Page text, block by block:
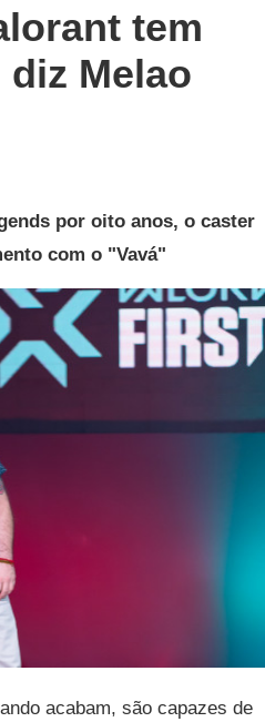
tem
Melao
por oito anos, o caster
com o "Vavá"
acabam, são capazes de